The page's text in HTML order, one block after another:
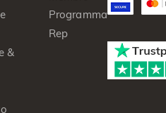
&
Programma
Rep